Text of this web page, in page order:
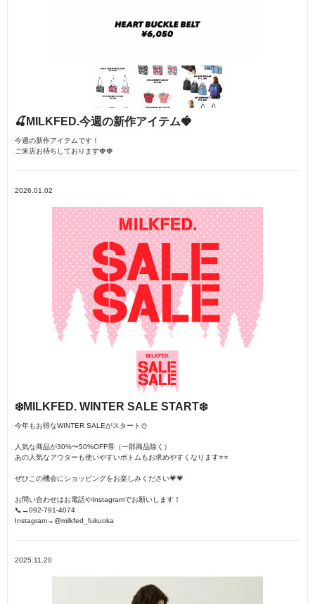
🍒MILKFED.今週の新作アイテム🍓
今週の新作アイテムです！
ご来店お待ちしております🍓🍓
2026.01.02
❄️MILKFED. WINTER SALE START❄️
今年もお得なWINTER SALEがスタート☃️
人気な商品が30%〜50%OFF🉐（一部商品除く）
あの人気なアウターも使いやすいボトムもお求めやすくなります⭐️⭐️
ぜひこの機会にショッピングをお楽しみください💗💗
お問い合わせはお電話やInstagramでお願いします！
📞→092-791-4074
Instagram→@milkfed_fukuoka
2025.11.20